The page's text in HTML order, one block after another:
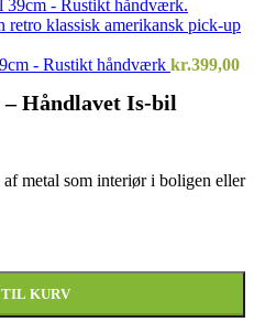
- Rustikt håndværk kr.399,00
– Håndlavet Is-bil
metal som interiør i boligen eller
KURV